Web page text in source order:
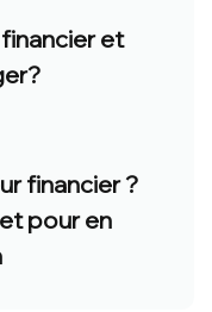
et
financier ?
pour en